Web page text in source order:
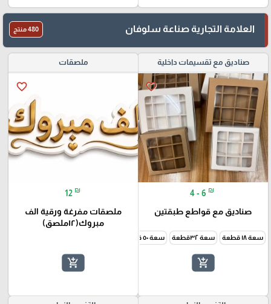
العلامة التجارية صناعة سلوفان 480 منتج
صناديق مع تقسيمات داخلية
favorite_border
4 - 6 ₪
صناديق مع قواطع طبقتين
سعة ١٨ قطعة سعة ٣٢قطعة سعة ٥٠ قطعة
add_shopping_cart
ملصقات
favorite_border
12 ₪
ملصقات مفرغة ورقية الف
مبروك(١٢ملصق)
add_shopping_cart